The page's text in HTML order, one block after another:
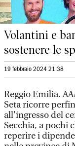
Volantini e
sostenere le
19 febbraio 2024 21:38
Reggio Emilia.
Seta ricorre
all'ingresso del
Secchia, a pochi
reperire i